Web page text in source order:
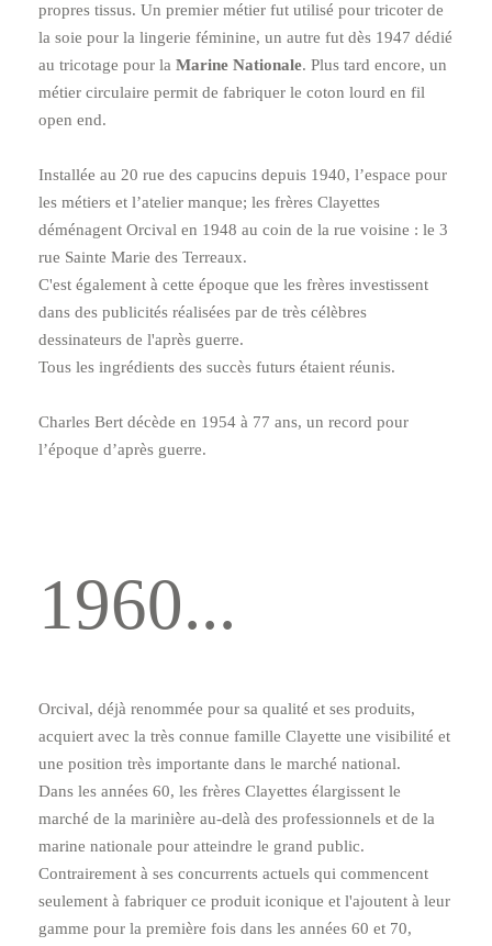
propres tissus. Un premier métier fut utilisé pour tricoter de
la soie pour la lingerie féminine, un autre fut dès 1947 dédié
au tricotage pour la Marine Nationale. Plus tard encore, un
métier circulaire permit de fabriquer le coton lourd en fil
open end.
Installée au 20 rue des capucins depuis 1940, lʼespace pour
les métiers et lʼatelier manque; les frères Clayettes
déménagent Orcival en 1948 au coin de la rue voisine : le 3
rue Sainte Marie des Terreaux.
C'est également à cette époque que les frères investissent
dans des publicités réalisées par de très célèbres
dessinateurs de l'après guerre.
Tous les ingrédients des succès futurs étaient réunis.
Charles Bert décède en 1954 à 77 ans, un record pour
lʼépoque dʼaprès guerre.
1960...
Orcival, déjà renommée pour sa qualité et ses produits,
acquiert avec la très connue famille Clayette une visibilité et
une position très importante dans le marché national.
Dans les années 60, les frères Clayettes élargissent le
marché de la marinière au-delà des professionnels et de la
marine nationale pour atteindre le grand public.
Contrairement à ses concurrents actuels qui commencent
seulement à fabriquer ce produit iconique et l'ajoutent à leur
gamme pour la première fois dans les années 60 et 70,